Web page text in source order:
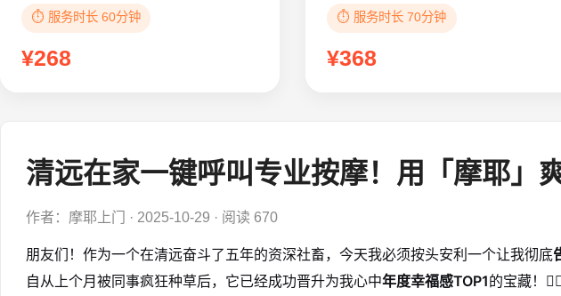
⏱️ 服务时长 60分钟
¥268
⏱️ 服务时长 70分钟
¥368
清远在家一键呼叫专业按摩！用「摩耶」
作者：摩耶上门 · 2025-10-29 · 阅读 670
朋友们！作为一个在清远奋斗了五年的资深社畜，今天我必须按头安利一个让我彻底
自从上个月被同事疯狂种草后，它已经成功晋升为我心中年度幸福感TOP1的宝藏！💆‍♀️